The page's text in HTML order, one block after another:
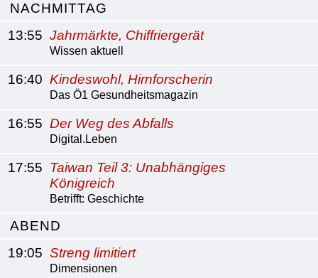
NACHMITTAG
13:55 Jahrmärkte, Chiffriergerät
Wissen aktuell
16:40 Kindeswohl, Hirnforscherin
Das Ö1 Gesundheitsmagazin
16:55 Der Weg des Abfalls
Digital.Leben
17:55 Taiwan Teil 3: Unabhängiges
Königreich
Betrifft: Geschichte
ABEND
19:05 Streng limitiert
Dimensionen